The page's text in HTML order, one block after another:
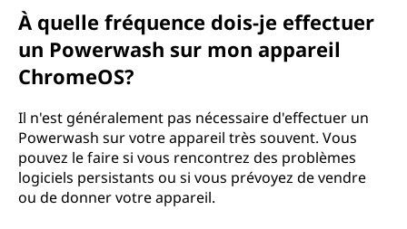
À quelle fréquence dois-je effectuer
un Powerwash sur mon appareil
ChromeOS?
Il n'est généralement pas nécessaire d'effectuer un
Powerwash sur votre appareil très souvent. Vous
pouvez le faire si vous rencontrez des problèmes
logiciels persistants ou si vous prévoyez de vendre
ou de donner votre appareil.